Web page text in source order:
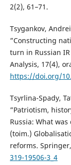
2(2), 61–71.
Tsygankov,
”Constructing
turn in Russian
Analysis, 17(4),
https://doi.org/
Tsyrlina-Spady,
”Patriotism,
Russia: What was
(toim.)
reforms.
319-19506-3_4